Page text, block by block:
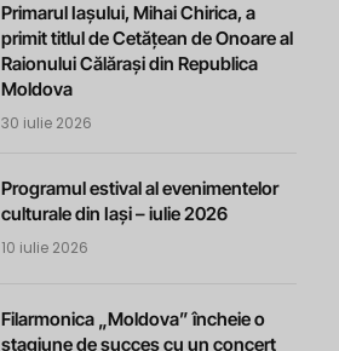
Primarul Iașului, Mihai Chirica, a
primit titlul de Cetățean de Onoare al
Raionului Călărași din Republica
Moldova
30 iulie 2026
Programul estival al evenimentelor
culturale din Iași – iulie 2026
10 iulie 2026
Filarmonica „Moldova” încheie o
stagiune de succes cu un concert